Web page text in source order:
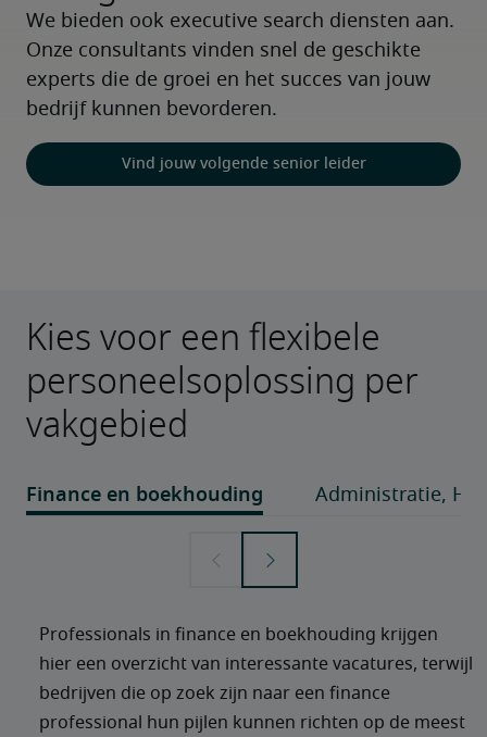
We bieden ook executive search diensten aan.
Onze consultants vinden snel de geschikte
experts die de groei en het succes van jouw
bedrijf kunnen bevorderen.
Vind jouw volgende senior leider
Kies voor een flexibele
personeelsoplossing per
vakgebied
Professionals in finance en boekhouding krijgen
hier een overzicht van interessante vacatures, terwijl
bedrijven die op zoek zijn naar een finance
professional hun pijlen kunnen richten op de meest